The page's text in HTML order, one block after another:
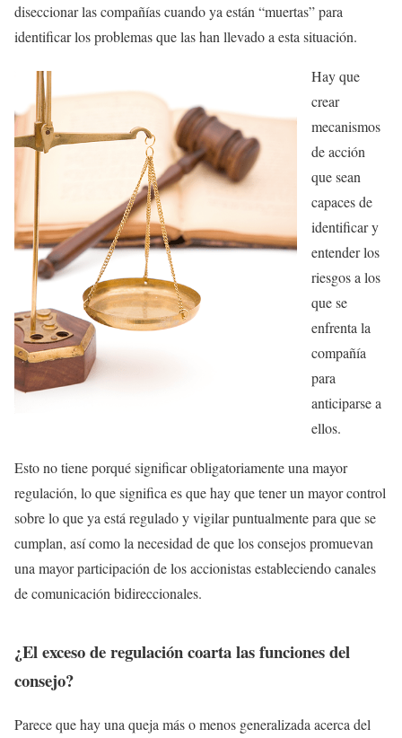
diseccionar las compañías cuando ya están “muertas” para
identificar los problemas que las han llevado a esta situación.
Hay que
crear
mecanismos
de acción
que sean
capaces de
identificar y
entender los
riesgos a los
que se
enfrenta la
compañía
para
anticiparse a
ellos.
Esto no tiene porqué significar obligatoriamente una mayor
regulación, lo que significa es que hay que tener un mayor control
sobre lo que ya está regulado y vigilar puntualmente para que se
cumplan, así como la necesidad de que los consejos promuevan
una mayor participación de los accionistas estableciendo canales
de comunicación bidireccionales.
¿El exceso de regulación coarta las funciones del
consejo?
Parece que hay una queja más o menos generalizada acerca del